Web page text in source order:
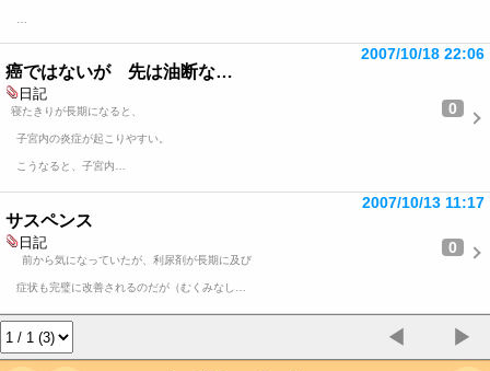
癌ではないが 先は油断な…
2007/10/18 22:06
日記
0
寝たきりが長期になると、
子宮内の炎症が起こりやすい。
こうなると、子宮内…
サスペンス
2007/10/13 11:17
日記 0
前から気になっていたが、利尿剤が長期に及び
症状も完璧に改善されるのだが（むくみなし…
◀ ▶